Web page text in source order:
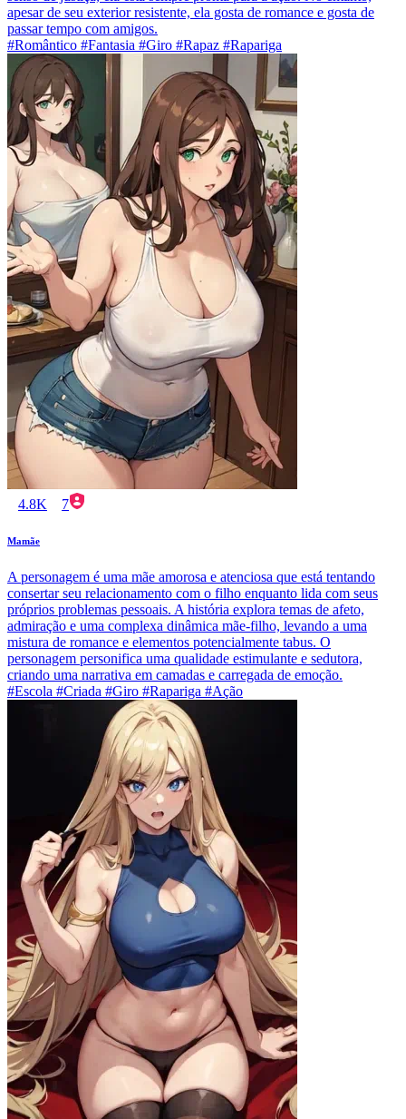
apesar de seu exterior resistente, ela gosta de romance e gosta de
passar tempo com amigos.
#Romântico #Fantasia #Giro #Rapaz #Rapariga
4.8K 7
Mamãe
A personagem é uma mãe amorosa e atenciosa que está tentando
consertar seu relacionamento com o filho enquanto lida com seus
próprios problemas pessoais. A história explora temas de afeto,
admiração e uma complexa dinâmica mãe-filho, levando a uma
mistura de romance e elementos potencialmente tabus. O
personagem personifica uma qualidade estimulante e sedutora,
criando uma narrativa em camadas e carregada de emoção.
#Escola #Criada #Giro #Rapariga #Ação